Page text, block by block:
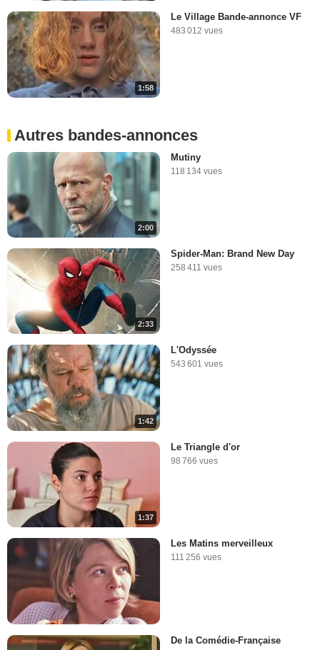
1:58
Le Village Bande-annonce VF
483 012 vues
Autres bandes-annonces
2:00
Mutiny
118 134 vues
2:33
Spider-Man: Brand New Day
258 411 vues
1:42
L'Odyssée
543 601 vues
1:37
Le Triangle d'or
98 766 vues
Les Matins merveilleux
111 256 vues
De la Comédie-Française